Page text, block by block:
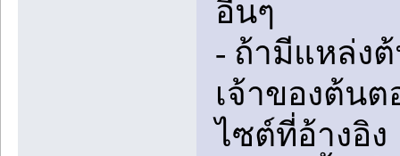
อื่นๆ
- ถ้ามีแหล่ง
เจ้าของต้น
ไซต์ที่อ้างอิง